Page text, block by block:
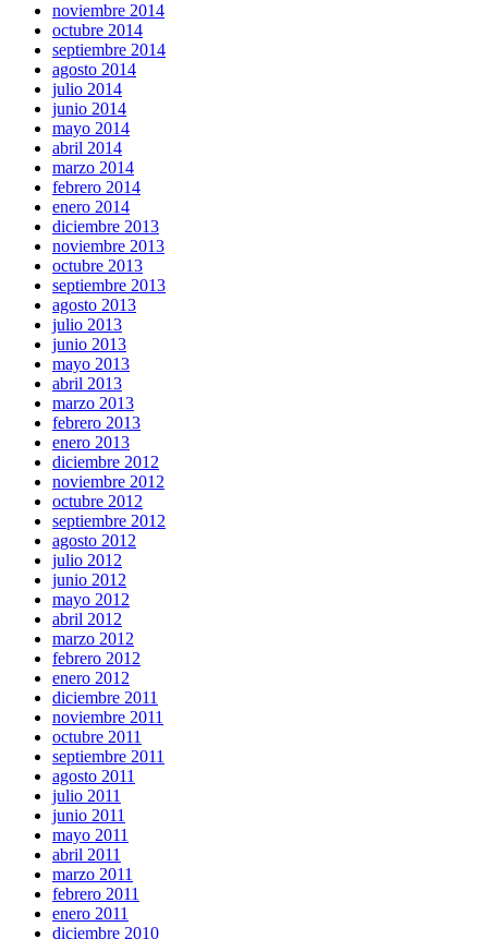
noviembre 2014
octubre 2014
septiembre 2014
agosto 2014
julio 2014
junio 2014
mayo 2014
abril 2014
marzo 2014
febrero 2014
enero 2014
diciembre 2013
noviembre 2013
octubre 2013
septiembre 2013
agosto 2013
julio 2013
junio 2013
mayo 2013
abril 2013
marzo 2013
febrero 2013
enero 2013
diciembre 2012
noviembre 2012
octubre 2012
septiembre 2012
agosto 2012
julio 2012
junio 2012
mayo 2012
abril 2012
marzo 2012
febrero 2012
enero 2012
diciembre 2011
noviembre 2011
octubre 2011
septiembre 2011
agosto 2011
julio 2011
junio 2011
mayo 2011
abril 2011
marzo 2011
febrero 2011
enero 2011
diciembre 2010